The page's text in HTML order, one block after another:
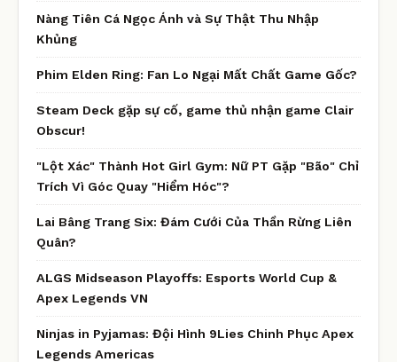
Nàng Tiên Cá Ngọc Ánh và Sự Thật Thu Nhập
Khủng
Phim Elden Ring: Fan Lo Ngại Mất Chất Game Gốc?
Steam Deck gặp sự cố, game thủ nhận game Clair
Obscur!
"Lột Xác" Thành Hot Girl Gym: Nữ PT Gặp "Bão" Chỉ
Trích Vì Góc Quay "Hiểm Hóc"?
Lai Bâng Trang Six: Đám Cưới Của Thần Rừng Liên
Quân?
ALGS Midseason Playoffs: Esports World Cup &
Apex Legends VN
Ninjas in Pyjamas: Đội Hình 9Lies Chinh Phục Apex
Legends Americas